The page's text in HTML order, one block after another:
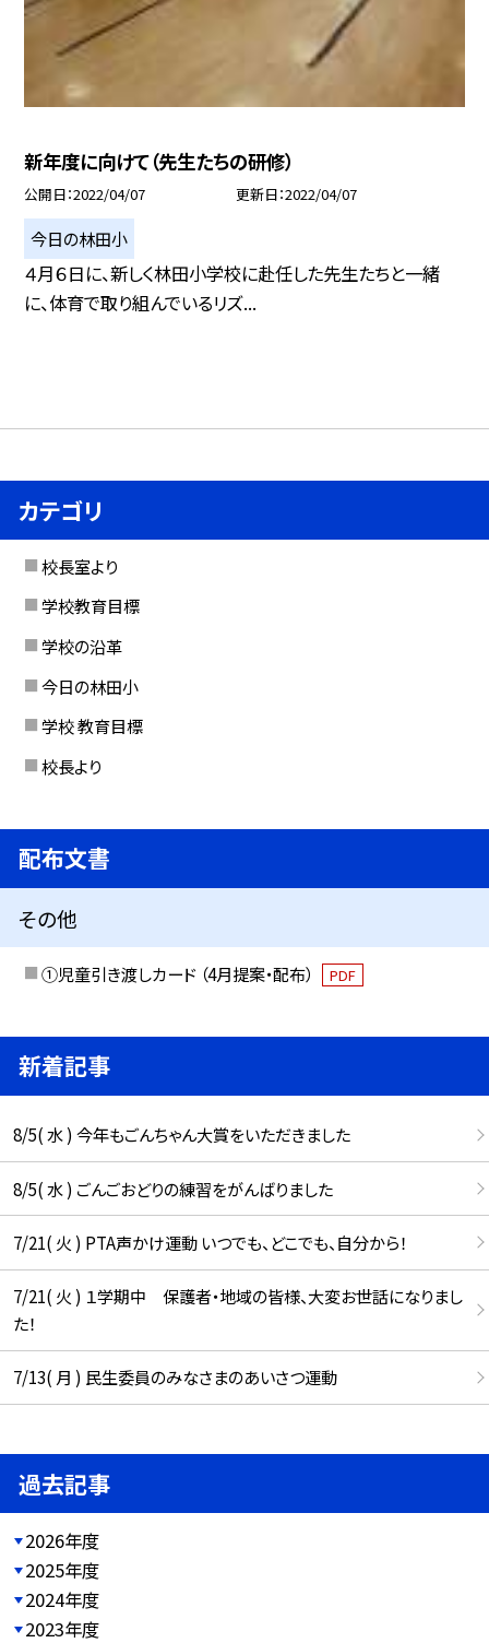
新年度に向けて（先生たちの研修）
公開日 2022/04/07 更新日 2022/04/07
今日の林田小
４月６日に、新しく林田小学校に赴任した先生たちと一緒
に、体育で取り組んでいるリズ...
カテゴリ
校長室より
学校教育目標
学校の沿革
今日の林田小
学校 教育目標
校長より
配布文書
その他
①児童引き渡しカード （4月提案・配布） PDF
新着記事
8/5( 水 ) 今年もごんちゃん大賞をいただきました
8/5( 水 ) ごんごおどりの練習をがんばりました
7/21( 火 ) PTA声かけ運動 いつでも、どこでも、自分から！
7/21( 火 ) １学期中 保護者・地域の皆様、大変お世話になりまし
た！
7/13( 月 ) 民生委員のみなさまのあいさつ運動
過去記事
2026年度
2025年度
2024年度
2023年度